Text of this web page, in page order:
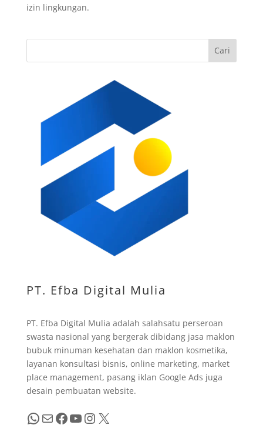
izin lingkungan.
Cari
PT. Efba Digital Mulia
PT. Efba Digital Mulia adalah salahsatu perseroan
swasta nasional yang bergerak dibidang jasa maklon
bubuk minuman kesehatan dan maklon kosmetika,
layanan konsultasi bisnis, online marketing, market
place management, pasang iklan Google Ads juga
desain pembuatan website.
WhatsApp Mail Facebook YouTube InstagramX